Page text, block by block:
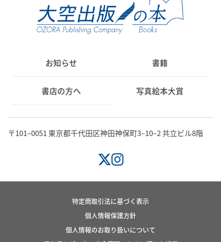
お知らせ 書籍
書店の方へ 写真絵本大賞
〒101‒0051 東京都千代田区神田神保町3‒10‒2 共立ビル8階
特定商取引法に基づく表示
個人情報保護方針
個人情報のお取り扱いについて